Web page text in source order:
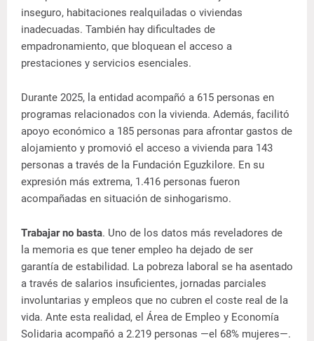
inseguro, habitaciones realquiladas o viviendas
inadecuadas. También hay dificultades de
empadronamiento, que bloquean el acceso a
prestaciones y servicios esenciales.
Durante 2025, la entidad acompañó a 615 personas en
programas relacionados con la vivienda. Además, facilitó
apoyo económico a 185 personas para afrontar gastos de
alojamiento y promovió el acceso a vivienda para 143
personas a través de la Fundación Eguzkilore. En su
expresión más extrema, 1.416 personas fueron
acompañadas en situación de sinhogarismo.
Trabajar no basta. Uno de los datos más reveladores de
la memoria es que tener empleo ha dejado de ser
garantía de estabilidad. La pobreza laboral se ha asentado
a través de salarios insuficientes, jornadas parciales
involuntarias y empleos que no cubren el coste real de la
vida. Ante esta realidad, el Área de Empleo y Economía
Solidaria acompañó a 2.219 personas —el 68% mujeres—.